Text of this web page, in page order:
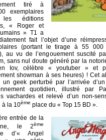
tiré à
exemplaires
éditions
« Roger et
» T1 a
fait l’objet d’une
(portant le tirage à 55 000
au vu de l’engouement suscité
sans nul doute généré par la
Iov, célèbre « youtuber » et
showman à ses heures) ! Cet
un geek perturbé par l’arrivée
quotidien, illustré par
vachardes et relevé d’un non-
à la 10ème place du « Top 15 BD ».
entrée de la
le 2ème
d’« Angel